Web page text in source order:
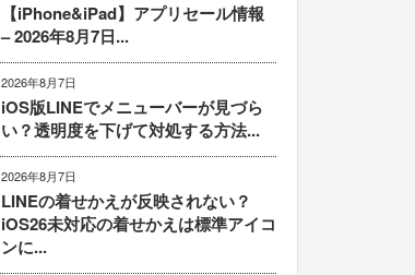
【iPhone&iPad】アプリセール情報
– 2026年8月7日...
2026年8月7日
iOS版LINEでメニューバーが見づら
い？透明度を下げて対処する方法...
2026年8月7日
LINEの着せかえが反映されない？
iOS26未対応の着せかえは標準アイコ
ンに...